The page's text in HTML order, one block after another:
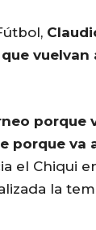
vuelvan
porque
porque va
el Chiqui
la